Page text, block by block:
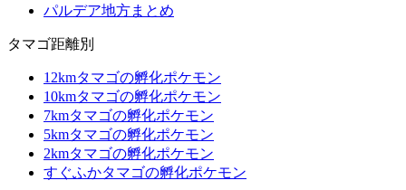
パルデア地方まとめ
タマゴ距離別
12kmタマゴの孵化ポケモン
10kmタマゴの孵化ポケモン
7kmタマゴの孵化ポケモン
5kmタマゴの孵化ポケモン
2kmタマゴの孵化ポケモン
すぐふかタマゴの孵化ポケモン